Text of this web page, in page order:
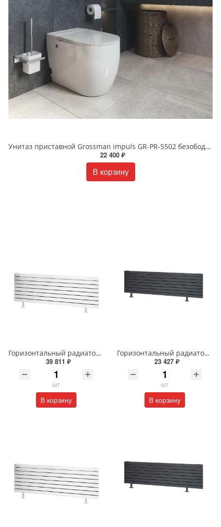
Унитаз приставной Grossman impuls GR-PR-5502 безободковый белый
22 400 ₽
В корзину
Горизонтальный радиатор с боковым подключением напольный Arbiola Gorizont Liner HZ 91598 250 х 28 см белый
39 811 ₽
шт
В корзину
Горизонтальный радиатор с боковым подключением напольный Arbiola Gorizont Liner HZ 91554 150 х 28 см черный
23 427 ₽
шт
В корзину